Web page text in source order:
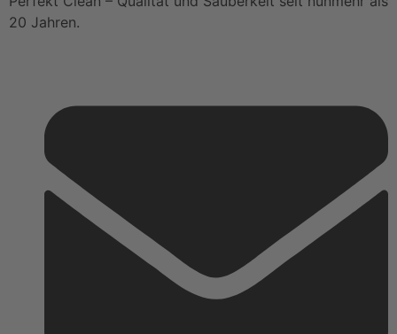
20 Jahren.